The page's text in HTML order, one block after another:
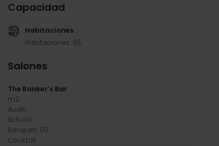
Capacidad
Habitaciones
Habitaciones: 65
Salones
The Banker's Bar
m2:
Audit:
School:
Banquet: 50
Cocktail: